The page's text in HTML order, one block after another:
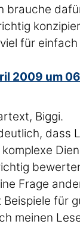
brauche
für einfach
2009 um
Biggi.
dass
Frage
für
meinen